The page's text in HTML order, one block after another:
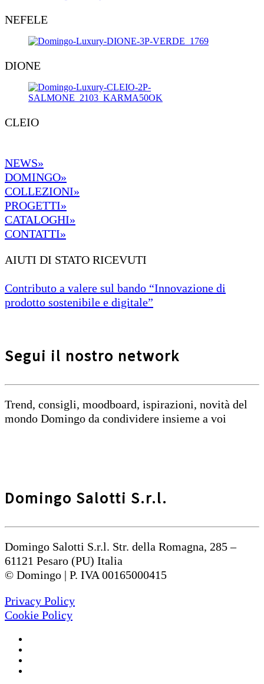
NEFELE
DIONE
CLEIO
NEWS»
DOMINGO»
COLLEZIONI»
PROGETTI»
CATALOGHI»
CONTATTI»
AIUTI DI STATO RICEVUTI
Contributo a valere sul bando “Innovazione di
prodotto sostenibile e digitale”
Segui il nostro network
Trend, consigli, moodboard, ispirazioni, novità del
mondo Domingo da condividere insieme a voi
Domingo Salotti S.r.l.
Domingo Salotti S.r.l. Str. della Romagna, 285 –
61121 Pesaro (PU) Italia
© Domingo | P. IVA 00165000415
Privacy Policy
Cookie Policy